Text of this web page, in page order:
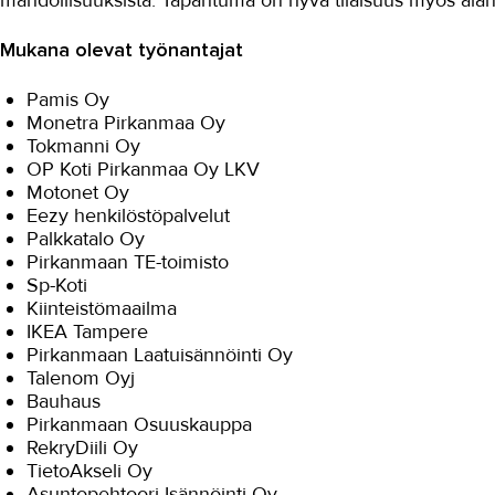
Mukana olevat työnantajat
Pamis Oy
Monetra Pirkanmaa Oy
Tokmanni Oy
OP Koti Pirkanmaa Oy LKV
Motonet Oy
Eezy henkilöstöpalvelut
Palkkatalo Oy
Pirkanmaan TE-toimisto
Sp-Koti
Kiinteistömaailma
IKEA Tampere
Pirkanmaan Laatuisännöinti Oy
Talenom Oyj
Bauhaus
Pirkanmaan Osuuskauppa
RekryDiili Oy
TietoAkseli Oy